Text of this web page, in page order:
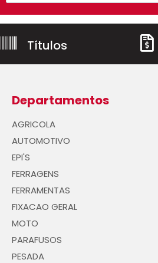
Títulos
Departamentos
AGRICOLA
AUTOMOTIVO
EPI'S
FERRAGENS
FERRAMENTAS
FIXACAO GERAL
MOTO
PARAFUSOS
PESADA